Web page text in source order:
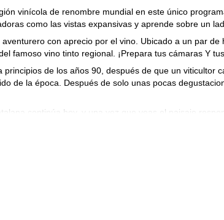
vinícola de renombre mundial en este único
como las vistas expansivas y aprende sobre un
con aprecio por el vino. Ubicado a un par
famoso vino tinto regional. ¡Prepara tus cámaras Y
de los años 90, después de que un viticultor
de la época. Después de solo unas pocas
continúa hoy, y una vez que veas el paisaje
toda la región del Priorat, la fauna de Montsant
excursión de tres días por las tierras famosas de
travesía de cuatro días en el Parque Natural del
un largo fin de semana](